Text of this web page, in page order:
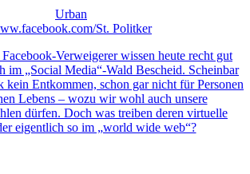
Urban
St. Politker
Verweigerer wissen heute recht gut
im „Social Media“-Wald Bescheid. Scheinbar
kein Entkommen, schon gar nicht für Personen
Lebens – wozu wir wohl auch unsere
dürfen. Doch was treiben deren virtuelle
eigentlich so im „world wide web“?